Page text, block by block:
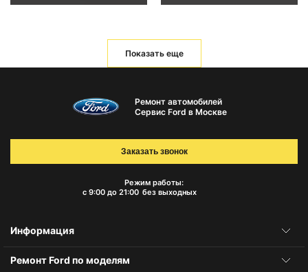
Показать еще
Ремонт автомобилей
Сервис Ford в Москве
Режим работы:
с 9:00 до 21:00 без выходных
Заказать звонок
Информация
Ремонт Ford по моделям